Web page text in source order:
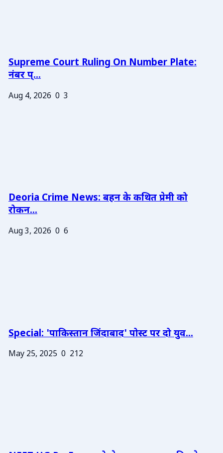
Supreme Court Ruling On Number Plate:
नंबर प्...
Aug 4, 2026 0 3
Deoria Crime News: बहन के कथित प्रेमी को
रोकन...
Aug 3, 2026 0 6
Special: 'पाकिस्तान जिंदाबाद' पोस्ट पर दो युव...
May 25, 2025 0 212